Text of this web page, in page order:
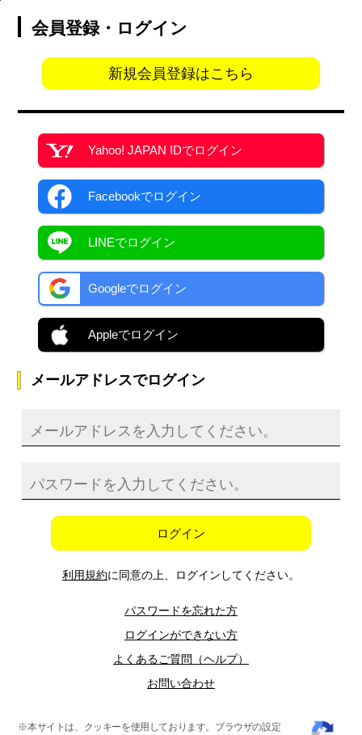
会員登録・ログイン
新規会員登録はこちら
Yahoo! JAPAN IDでログイン
Facebookでログイン
LINEでログイン
Googleでログイン
Appleでログイン
メールアドレスでログイン
ログイン
利用規約に同意の上、ログインしてください。
パスワードを忘れた方
ログインができない方
よくあるご質問（ヘルプ）
お問い合わせ
※本サイトは、クッキーを使用しております。ブラウザの設定